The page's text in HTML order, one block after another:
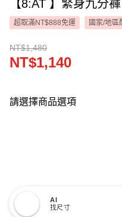
【8:AT 】緊身九分
超取滿NT$888免運 國家/地區
NT$1,480
NT$1,140
請選擇商品選項
AI
找尺寸